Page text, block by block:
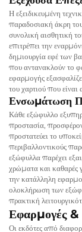
Η εξειδικευμένη
παραδοσιακή άκρη του
συνολική αισθητική
επιτρέπει την
δημιουργία εφέ των
που αντανακλούν το
εφαρμογής
του χαρτιού που
Ενσωμάτωση
Κάθε εξώφυλλο
προστασία,
προστατεύει το
περιβαλλοντικούς
εξώφυλλα παρέχει
χρώματα και καθαρές
την κατάλληλη
ολοκλήρωση των
πρακτική
Εφαρμογές &
Οι εκδότες από